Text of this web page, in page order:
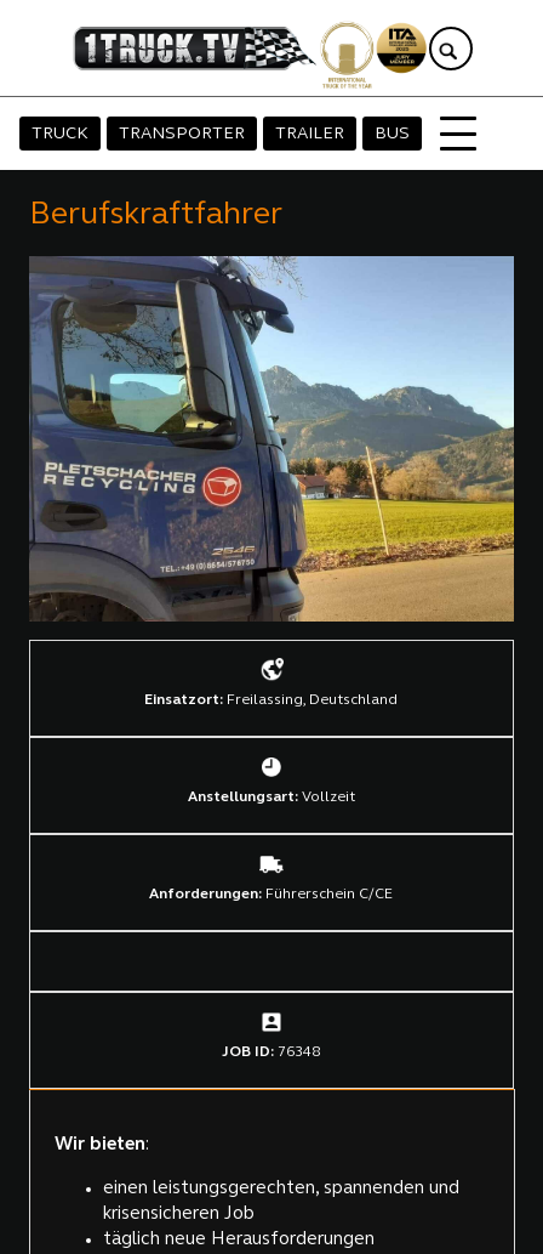
TRUCK TRANSPORTER TRAILER BUS
Berufskraftfahrer
Einsatzort: Freilassing, Deutschland
Anstellungsart:Vollzeit
Anforderungen: Führerschein C/CE
JOB ID: 76348
Wir bieten:
einen leistungsgerechten, spannenden und
krisensicheren Job
täglich neue Herausforderungen